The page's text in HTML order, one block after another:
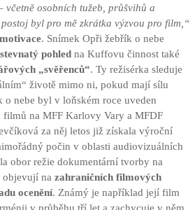
včetně osobních tužeb, průšvihů a
byl pro mě zkrátka výzvou pro film,“
. Snímek Opři žebřík o nebe
pohled na Kuffovu činnost také
„svěřenců“. Ty režisérka sleduje
životě mimo ni, pokud mají sílu
nebe byl v loňském roce uveden
filmů na MFF Karlovy Vary a MFDF
za něj letos již získala výroční
počin v oblasti audiovizuálních
obor režie dokumentární tvorby na
objevují na zahraničních filmových
ocenění. Známý je například její film